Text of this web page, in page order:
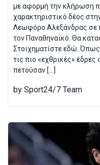
με αφορμή την κλήρωση
χαρακτηριστικό δέος
Λεωφόρο Αλεξάνδρας σε
τον Παναθηναϊκό. Θα
Στοιχηματίστε εδώ. Όπως
τις πιο «εχθρικές»
πετούσαν […]
by Sport24/7 Team